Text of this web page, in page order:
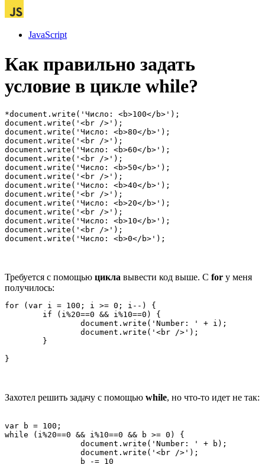
JavaScript
Как правильно задать
условие в цикле while?
*document.write('Число: <b>100</b>');
document.write('<br />');
document.write('Число: <b>80</b>');
document.write('<br />');
document.write('Число: <b>60</b>');
document.write('<br />');
document.write('Число: <b>50</b>');
document.write('<br />');
document.write('Число: <b>40</b>');
document.write('<br />');
document.write('Число: <b>20</b>');
document.write('<br />');
document.write('Число: <b>10</b>');
document.write('<br />');
document.write('Число: <b>0</b>');
Требуется с помощью цикла вывести код выше. С for у меня
получилось:
for (var i = 100; i >= 0; i--) {
}
Захотел решить задачу с помощью while, но что-то идет не так:
var b = 100;
while (i%20==0 && i%10==0 && b >= 0) {